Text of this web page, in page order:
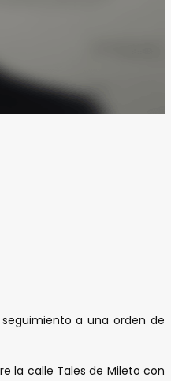
a una orden de
la calle Tales de Mileto con